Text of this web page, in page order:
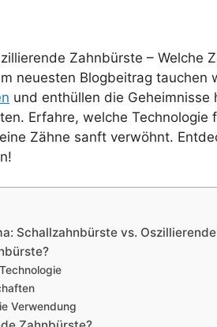
Zahnbürste – Welche
neuesten Blogbeitrag
und enthüllen die Geheimnisse
Erfahre, welche Technologie
Zähne sanft verwöhnt.
Schallzahnbürste vs.
Verwendung